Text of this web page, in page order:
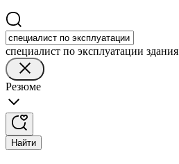
специалист по эксплуатации здания
Резюме
Найти